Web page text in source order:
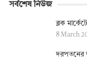
সর্বশেষ নিউজ
ব্লক
8 March
দরপতনের